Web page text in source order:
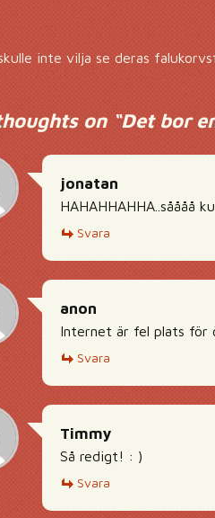
inte vilja se deras
on “Det bor
jonatan
HAHAHHAHHA..såååå
Svara
anon
Internet är fel plats för
Svara
Timmy
Så redigt! : )
Svara